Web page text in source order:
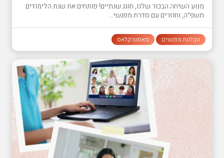
מנוע השיחה הבכור שלנו, חוגג שנתיים! פותחים את שנת הלימודים
תשפ״ה, וחוזרים עם סדרת מפגשי…
הקלטת מפגשים מאסטרקלאס